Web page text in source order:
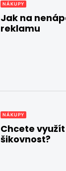
NÁKUPY
Jak na
reklamu
NÁKUPY
Chcete
šikovnost?